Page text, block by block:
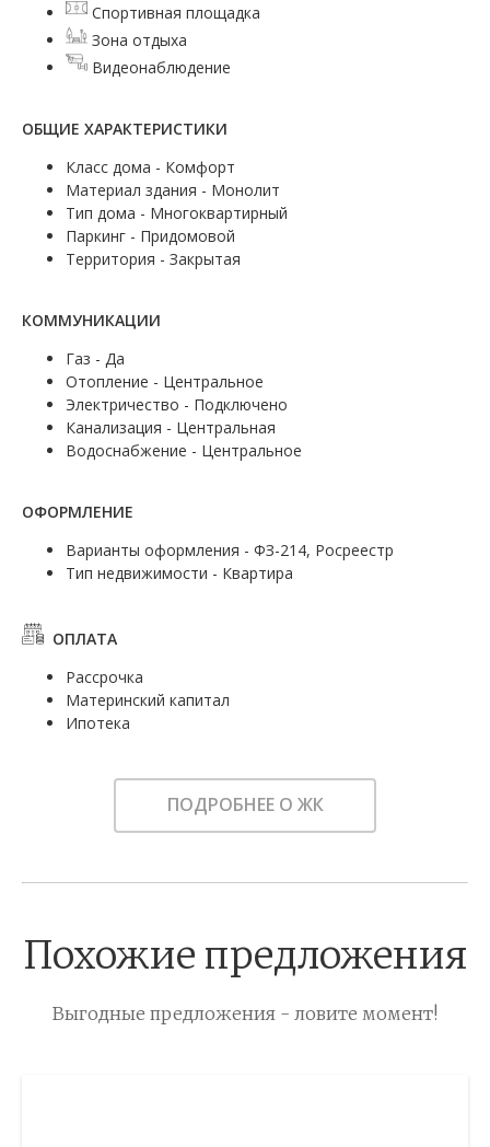
Спортивная площадка
Зона отдыха
Видеонаблюдение
ОБЩИЕ ХАРАКТЕРИСТИКИ
Класс дома - Комфорт
Материал здания - Монолит
Тип дома - Многоквартирный
Паркинг - Придомовой
Территория - Закрытая
КОММУНИКАЦИИ
Газ - Да
Отопление - Центральное
Электричество - Подключено
Канализация - Центральная
Водоснабжение - Центральное
ОФОРМЛЕНИЕ
Варианты оформления - ФЗ-214, Росреестр
Тип недвижимости - Квартира
ОПЛАТА
Рассрочка
Материнский капитал
Ипотека
ПОДРОБНЕЕ О ЖК
Похожие предложения
Выгодные предложения - ловите момент!